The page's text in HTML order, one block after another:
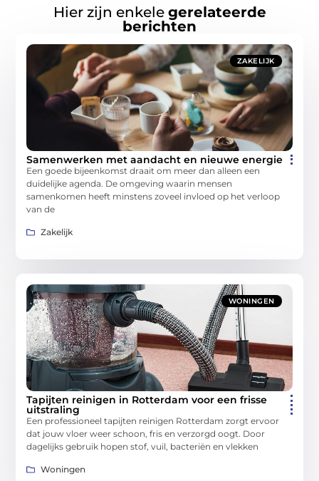
Hier zijn enkele gerelateerde
berichten
ZAKELIJK
Samenwerken met aandacht en nieuwe energie
Een goede bijeenkomst draait om meer dan alleen een
duidelijke agenda. De omgeving waarin mensen
samenkomen heeft minstens zoveel invloed op het verloop
van de
Zakelijk
WONINGEN
Tapijten reinigen in Rotterdam voor een frisse
uitstraling
Een professioneel tapijten reinigen Rotterdam zorgt ervoor
dat jouw vloer weer schoon, fris en verzorgd oogt. Door
dagelijks gebruik hopen stof, vuil, bacteriën en vlekken
Woningen